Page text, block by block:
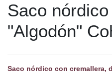
Saco
"Algodón"
Saco nórdico con cremallera,